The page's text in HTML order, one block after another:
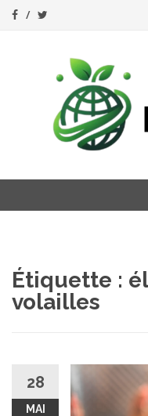
Étiquette :
volailles
28
MAI